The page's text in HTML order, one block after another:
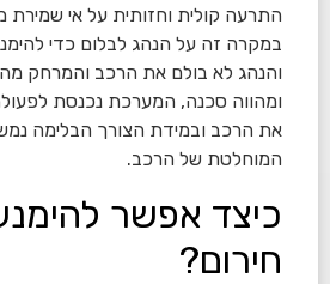
התרעה קולית וחזותית על אי שמירת
במקרה זה על הנהג לבלום כדי
והנהג לא בולם את הרכב והמרחק
ומהווה סכנה, המערכת נכנסת
את הרכב ובמידת הצורך הבלימה
המוחלטת של הרכב.
כיצד אפשר
חירום?